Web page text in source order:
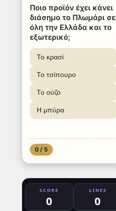
Ποιο προϊόν έχει κάνει
διάσημο το Πλωμάρι σε
όλη την Ελλάδα και το
εξωτερικό;
Το κρασί
Το τσίπουρο
Το ούζο
Η μπύρα
0 / 5
SCORE
0
LINES
0